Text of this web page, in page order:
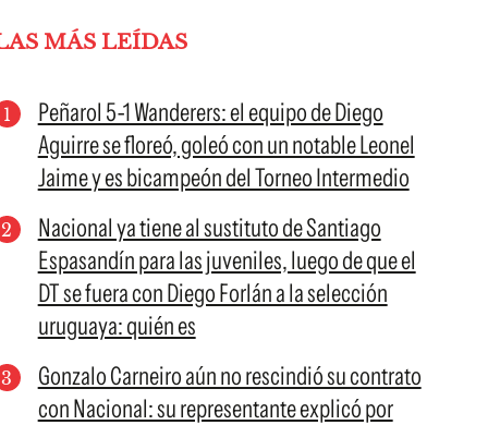
MÁS LEÍDAS
Peñarol 5-1 Wanderers: el equipo de Diego
Aguirre se floreó, goleó con un notable Leonel
Jaime y es bicampeón del Torneo Intermedio
Nacional ya tiene al sustituto de Santiago
Espasandín para las juveniles, luego de que el
DT se fuera con Diego Forlán a la selección
uruguaya: quién es
Gonzalo Carneiro aún no rescindió su contrato
con Nacional: su representante explicó por